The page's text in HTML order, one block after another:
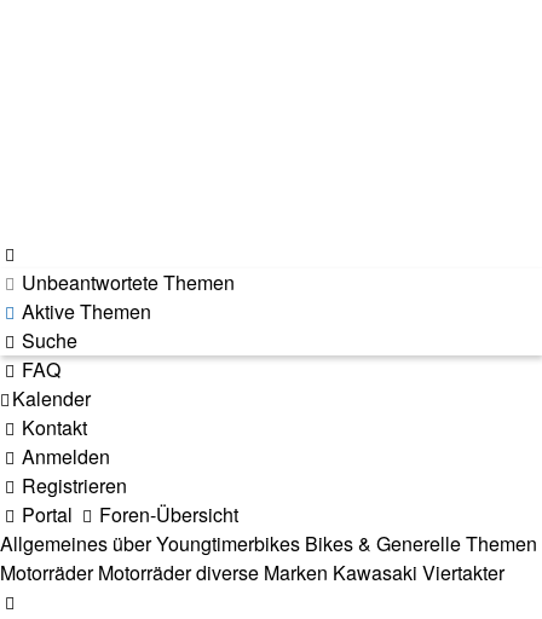
Unbeantwortete Themen
Aktive Themen
Suche
FAQ
Kalender
Kontakt
Anmelden
Registrieren
Portal
Foren-Übersicht
Allgemeines über Youngtimerbikes Bikes & Generelle Themen
Motorräder Motorräder diverse Marken Kawasaki Viertakter